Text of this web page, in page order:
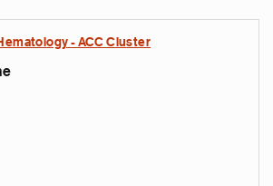
- ACC Cluster